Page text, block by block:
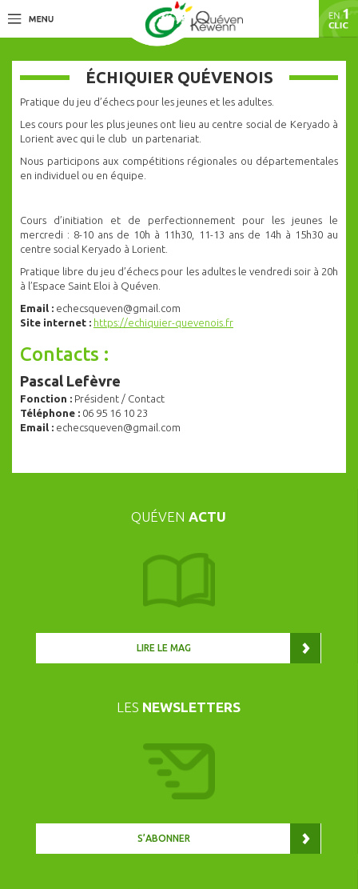
ÉCHIQUIER QUÉVENOIS
Pratique du jeu d’échecs pour les jeunes et les adultes.
Les cours pour les plus jeunes ont lieu au centre social de Keryado à
Lorient avec qui le club un partenariat.
Nous participons aux compétitions régionales ou départementales
en individuel ou en équipe.
Cours d’initiation et de perfectionnement pour les jeunes le
mercredi : 8-10 ans de 10h à 11h30, 11-13 ans de 14h à 15h30 au
centre social Keryado à Lorient.
Pratique libre du jeu d’échecs pour les adultes le vendredi soir à 20h
à l’Espace Saint Eloi à Quéven.
Email : echecsqueven@gmail.com
Site internet : https://echiquier-quevenois.fr
Contacts :
Pascal Lefèvre
Fonction : Président / Contact
Téléphone : 06 95 16 10 23
Email : echecsqueven@gmail.com
QUÉVEN ACTU
LIRE LE MAG
LES NEWSLETTERS
S’ABONNER